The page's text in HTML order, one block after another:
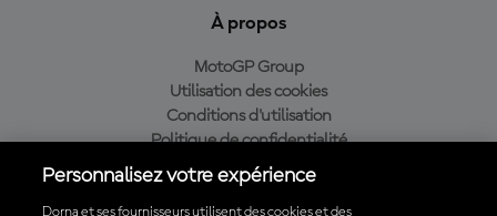
À propos
MotoGP Group
Utilisation des cookies
Conditions d'utilisation
Politique de confidentialité
Politique d’achat
Personnalisez votre expérience
Dorna et ses fournisseurs utilisent des cookies et des